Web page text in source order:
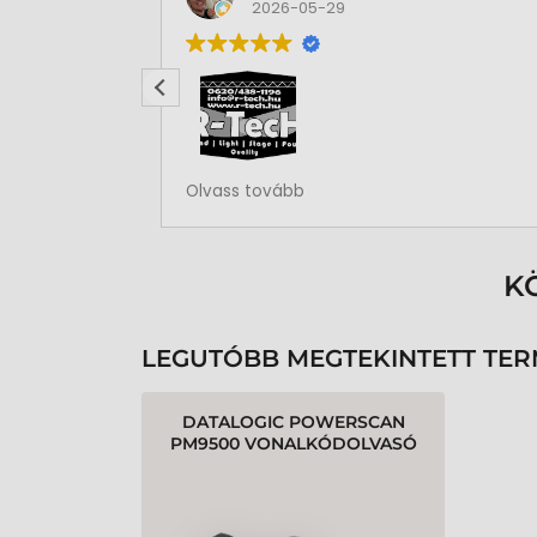
2026-05-29
Rendben volt a rendelésem
Olvass tovább
LEGUTÓBB MEGTEKINTETT
DATALOGIC POWERSCAN
PM9500 VONALKÓDOLVASÓ